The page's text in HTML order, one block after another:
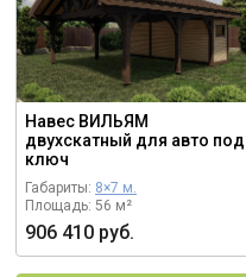
Навес ВИЛЬЯМ
двухскатный для авто под
ключ
Габариты: 8×7 м.
Площадь: 56 м²
906 410 руб.